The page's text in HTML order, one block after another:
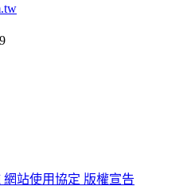
網站使用協定 版權宣告